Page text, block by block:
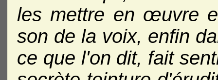
les mettre en œuvre
son de la voix, enfin
ce que l'on dit, fait